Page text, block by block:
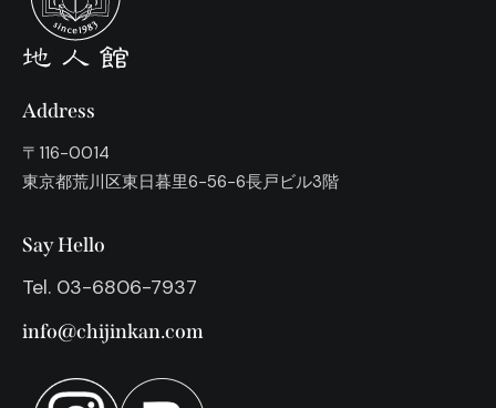
Address
〒116-0014
東京都荒川区東日暮里6−56−6長戸ビル3階
Say Hello
Tel. 03-6806-7937
info@chijinkan.com